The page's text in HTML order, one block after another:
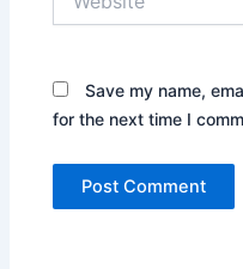
Save my name,
for the next time I